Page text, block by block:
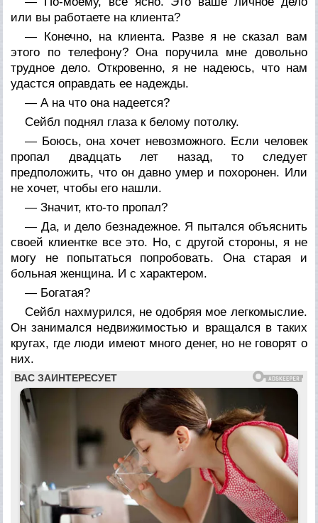
или вы работаете на клиента?
— Конечно, на клиента. Разве я не сказал вам
этого по телефону? Она поручила мне довольно
трудное дело. Откровенно, я не надеюсь, что нам
удастся оправдать ее надежды.
— А на что она надеется?
Сейбл поднял глаза к белому потолку.
— Боюсь, она хочет невозможного. Если человек
пропал двадцать лет назад, то следует
предположить, что он давно умер и похоронен. Или
не хочет, чтобы его нашли.
— Значит, кто-то пропал?
— Да, и дело безнадежное. Я пытался объяснить
своей клиентке все это. Но, с другой стороны, я не
могу не попытаться попробовать. Она старая и
больная женщина. И с характером.
— Богатая?
Сейбл нахмурился, не одобряя мое легкомыслие.
Он занимался недвижимостью и вращался в таких
кругах, где люди имеют много денег, но не говорят о
них.